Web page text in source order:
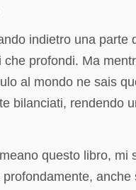
indietro una parte
profondi. Ma
al mondo ne sais
bilanciati, rendendo
questo libro, mi